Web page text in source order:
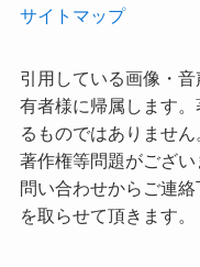
サイトマップ
引用している画像・
有者様に帰属します
るものではありません
著作権等問題がござ
問い合わせからご連
を取らせて頂きます。